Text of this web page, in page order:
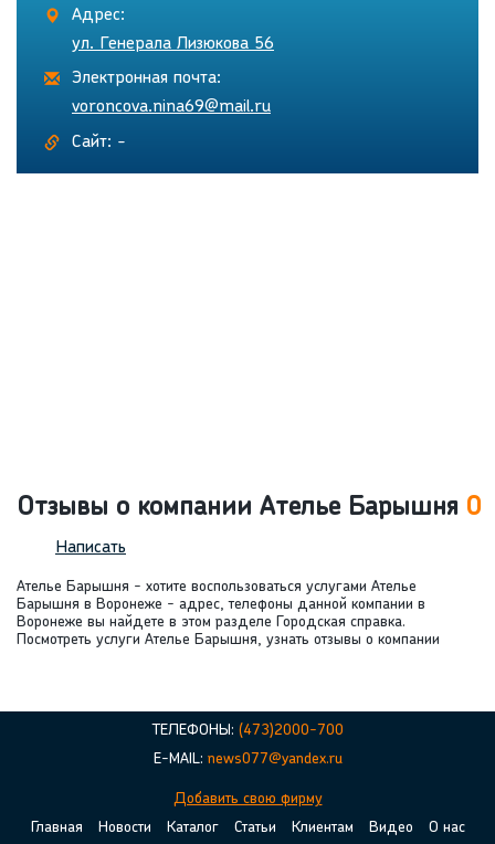
Адрес:
ул. Генерала Лизюкова 56
Электронная почта:
voroncova.nina69@mail.ru
Сайт: -
Отзывы о компании Ателье Барышня 0
Написать
Ателье Барышня - хотите воспользоваться услугами Ателье
Барышня в Воронеже - адрес, телефоны данной компании в
Воронеже вы найдете в этом разделе Городская справка.
Посмотреть услуги Ателье Барышня, узнать отзывы о компании
ТЕЛЕФОНЫ: (473)2000-700
E-MAIL: news077@yandex.ru
Добавить свою фирму
Главная
Новости Каталог Статьи Клиентам Видео О нас